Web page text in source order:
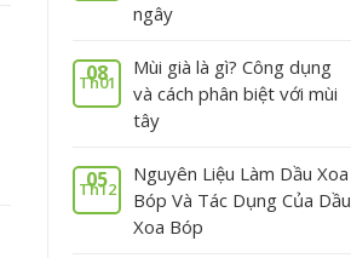
ngây
08
Th01
Mùi già là gì? Công dụng
và cách phân biệt với mùi
tây
05
Th12
Nguyên Liệu Làm Dầu Xoa
Bóp Và Tác Dụng Của Dầu
Xoa Bóp